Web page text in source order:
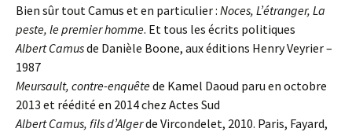
Bien sûr tout Camus et en particulier : Noces, L’étranger, La
peste, le premier homme. Et tous les écrits politiques
Albert Camusde Danièle Boone, aux éditions Henry Veyrier –
1987
Meursault, contre-enquêtede Kamel Daoud paru en octobre
2013 et réédité en 2014 chez Actes Sud
Albert Camus, fils d’Algerde Vircondelet, 2010. Paris, Fayard,